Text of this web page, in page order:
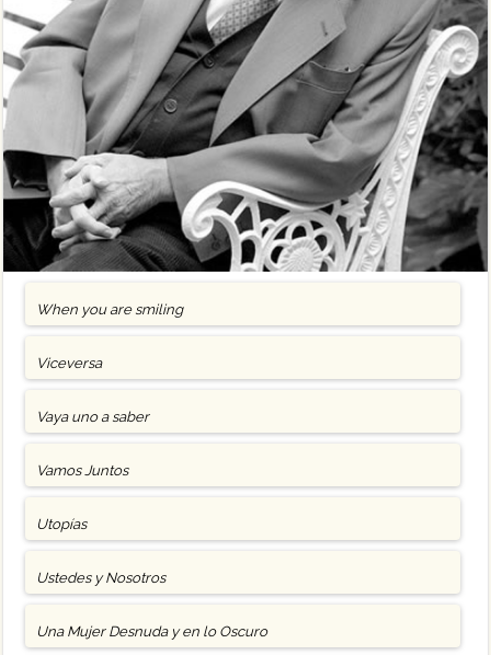
When you are smiling
Viceversa
Vaya uno a saber
Vamos Juntos
Utopías
Ustedes y Nosotros
Una Mujer Desnuda y en lo Oscuro